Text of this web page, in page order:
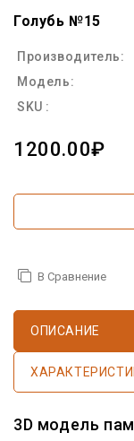
Голубь №15
Производитель:
Модель:
SKU :
1200.00₽
В Сравнение
ОПИСАНИЕ
3D модель